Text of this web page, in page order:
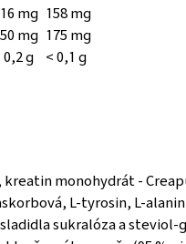
mg 158 mg
mg 175 mg
0,2 g < 0,1 g
monohydrát -
L-tyrosin, L-
sukralóza a